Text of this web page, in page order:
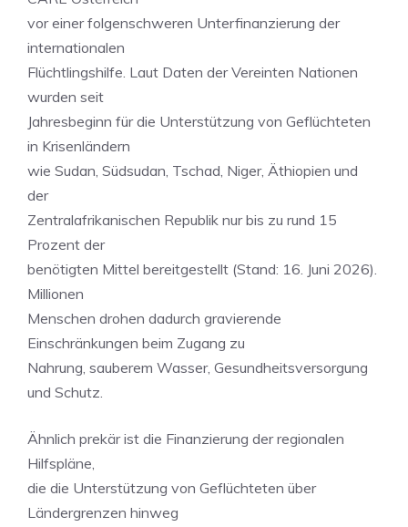
vor einer folgenschweren Unterfinanzierung der
internationalen
Flüchtlingshilfe. Laut Daten der Vereinten Nationen
wurden seit
Jahresbeginn für die Unterstützung von Geflüchteten
in Krisenländern
wie Sudan, Südsudan, Tschad, Niger, Äthiopien und
der
Zentralafrikanischen Republik nur bis zu rund 15
Prozent der
benötigten Mittel bereitgestellt (Stand: 16. Juni 2026).
Millionen
Menschen drohen dadurch gravierende
Einschränkungen beim Zugang zu
Nahrung, sauberem Wasser, Gesundheitsversorgung
und Schutz.
Ähnlich prekär ist die Finanzierung der regionalen
Hilfspläne,
die die Unterstützung von Geflüchteten über
Ländergrenzen hinweg